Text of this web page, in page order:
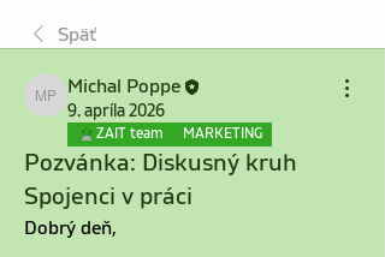
Späť
Michal Poppe
Michal Poppe
9. apríla 2026
ZAIT team MARKETING
Pozvánka: Diskusný kruh
Spojenci v práci
Dobrý deň,